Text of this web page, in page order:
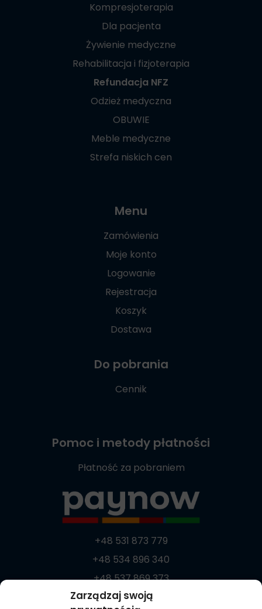
Zarządzaj swoją
Kompresjoterapia
Dla pacjenta
Żywienie medyczne
Rehabilitacja i fizjoterapia
Refundacja NFZ
Odzież medyczna
OBUWIE
Meble medyczne
Strefa niskich cen
Menu
Zamówienia
Moje konto
Logowanie
Rejestracja
Koszyk
Dostawa
Do pobrania
Cennik
Pomoc i metody płatności
Płatność za pobraniem
+48 531 873 779
+48 534 896 340
+48 537 869 373
zamowienia@medycznie.com.pl